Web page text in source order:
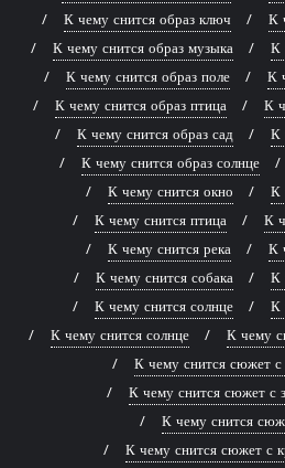
К чему снится образ ключ
К
К чему снится образ музыка
К
К чему снится образ поле
К
К чему снится образ птица
К
К чему снится образ сад
К
К чему снится образ солнце
К чему снится окно
К
К чему снится птица
К
К чему снится река
К
К чему снится собака
К
К чему снится солнце
К
К чему снится солнце
К чему
К чему снится сюжет с
К чему снится сюжет с
К чему снится
К чему снится сюжет с